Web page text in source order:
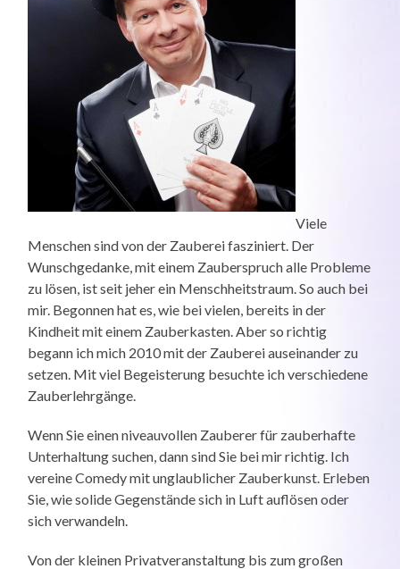
Viele
Menschen sind von der Zauberei fasziniert. Der
Wunschgedanke, mit einem Zauberspruch alle Probleme
zu lösen, ist seit jeher ein Menschheitstraum. So auch bei
mir. Begonnen hat es, wie bei vielen, bereits in der
Kindheit mit einem Zauberkasten. Aber so richtig
begann ich mich 2010 mit der Zauberei auseinander zu
setzen. Mit viel Begeisterung besuchte ich verschiedene
Zauberlehrgänge.
Wenn Sie einen niveauvollen Zauberer für zauberhafte
Unterhaltung suchen, dann sind Sie bei mir richtig. Ich
vereine Comedy mit unglaublicher Zauberkunst. Erleben
Sie, wie solide Gegenstände sich in Luft auflösen oder
sich verwandeln.
Von der kleinen Privatveranstaltung bis zum großen